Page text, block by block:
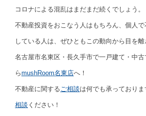
コロナによる混乱はまだまだ続くでしょう。
不動産投資をおこなう人はもちろん、個人
している人は、ぜひともこの動向から目を離
名古屋市名東区・長久手市で一戸建て・中
らmushRoom名東店へ！
不動産に関する ご相談は何でも承っており
相談 ください！